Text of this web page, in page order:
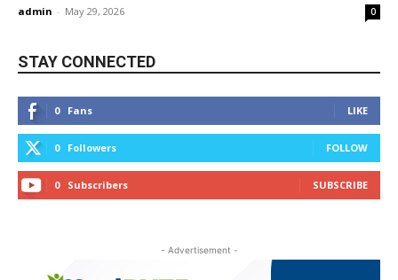
admin - May 29, 2026 0
STAY CONNECTED
0 Fans LIKE
0 Followers FOLLOW
0 Subscribers SUBSCRIBE
- Advertisement -